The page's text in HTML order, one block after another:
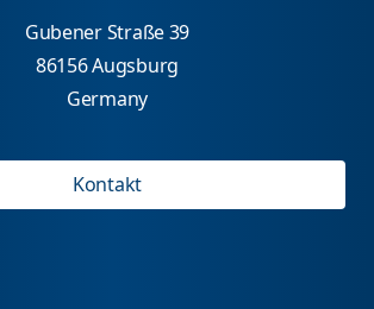
Gubener Straße 39
86156 Augsburg
Germany
Kontakt